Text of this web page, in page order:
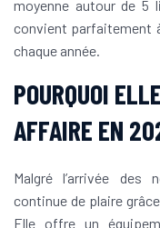
moyenne autour de 5
convient parfaitement
chaque année.
POURQUOI
AFFAIRE EN
Malgré l’arrivée des
continue de plaire
Elle offre un